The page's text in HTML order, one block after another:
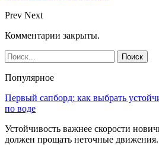
Prev Next
Комментарии закрыты.
Популярное
Первый сапборд: как выбрать
по воде
Устойчивость важнее скорости
должен прощать неточные